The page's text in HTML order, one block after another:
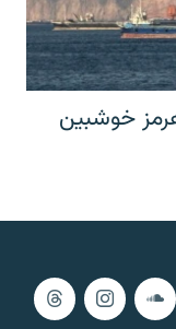
خوشبین